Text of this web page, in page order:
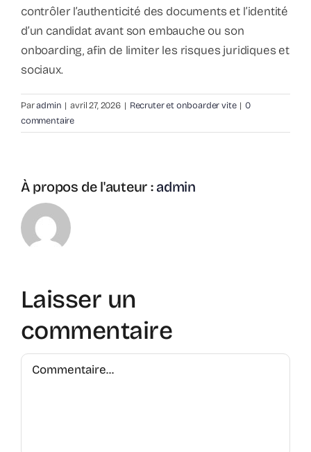
contrôler l’authenticité des documents et l’identité
d’un candidat avant son embauche ou son
onboarding, afin de limiter les risques juridiques et
sociaux.
Paradmin | avril 27, 2026 | Recruter et onboarder vite | 0
commentaire
À propos de l'auteur : admin
Laisser un
commentaire
Commentaire